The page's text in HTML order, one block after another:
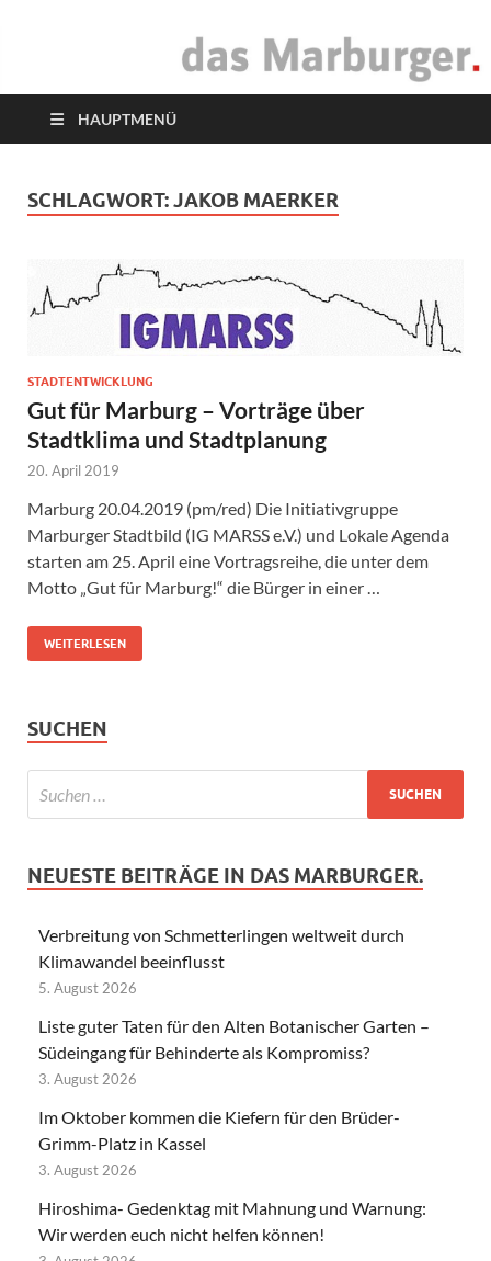
das Marburger.
HAUPTMENÜ
SCHLAGWORT:JAKOB MAERKER
STADTENTWICKLUNG
Gut für Marburg – Vorträge über
Stadtklima und Stadtplanung
20. April 2019
Marburg 20.04.2019 (pm/red) Die Initiativgruppe
Marburger Stadtbild (IG MARSS e.V.) und Lokale Agenda
starten am 25. April eine Vortragsreihe, die unter dem
Motto „Gut für Marburg!“ die Bürger in einer …
WEITERLESEN
SUCHEN
NEUESTE BEITRÄGE IN DAS MARBURGER.
Verbreitung von Schmetterlingen weltweit durch
Klimawandel beeinflusst
5. August 2026
Liste guter Taten für den Alten Botanischer Garten –
Südeingang für Behinderte als Kompromiss?
3. August 2026
Im Oktober kommen die Kiefern für den Brüder-
Grimm-Platz in Kassel
3. August 2026
Hiroshima- Gedenktag mit Mahnung und Warnung:
Wir werden euch nicht helfen können!